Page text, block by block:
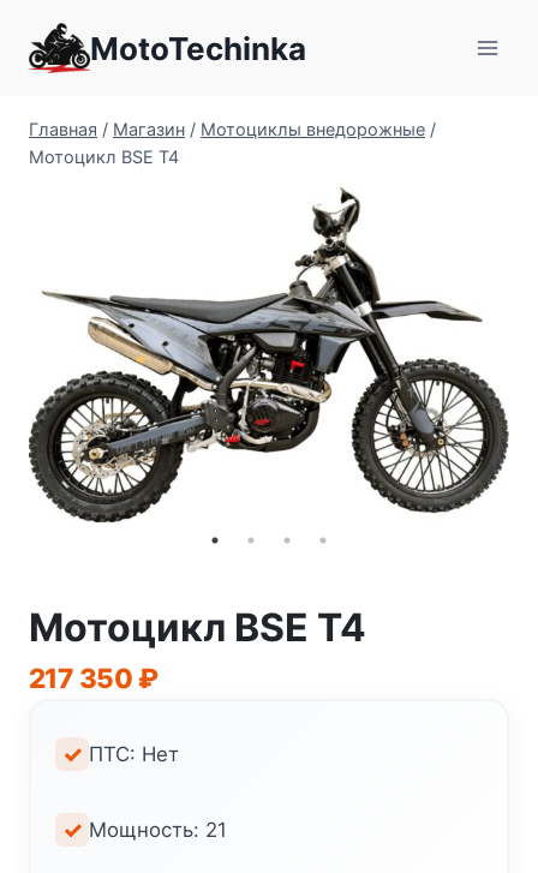
содержимому
MotoTechinka
Главная / Магазин / Мотоциклы внедорожные /
Мотоцикл BSE T4
Мотоцикл BSE T4
217 350 ₽
ПТС: Нет
Мощность: 21